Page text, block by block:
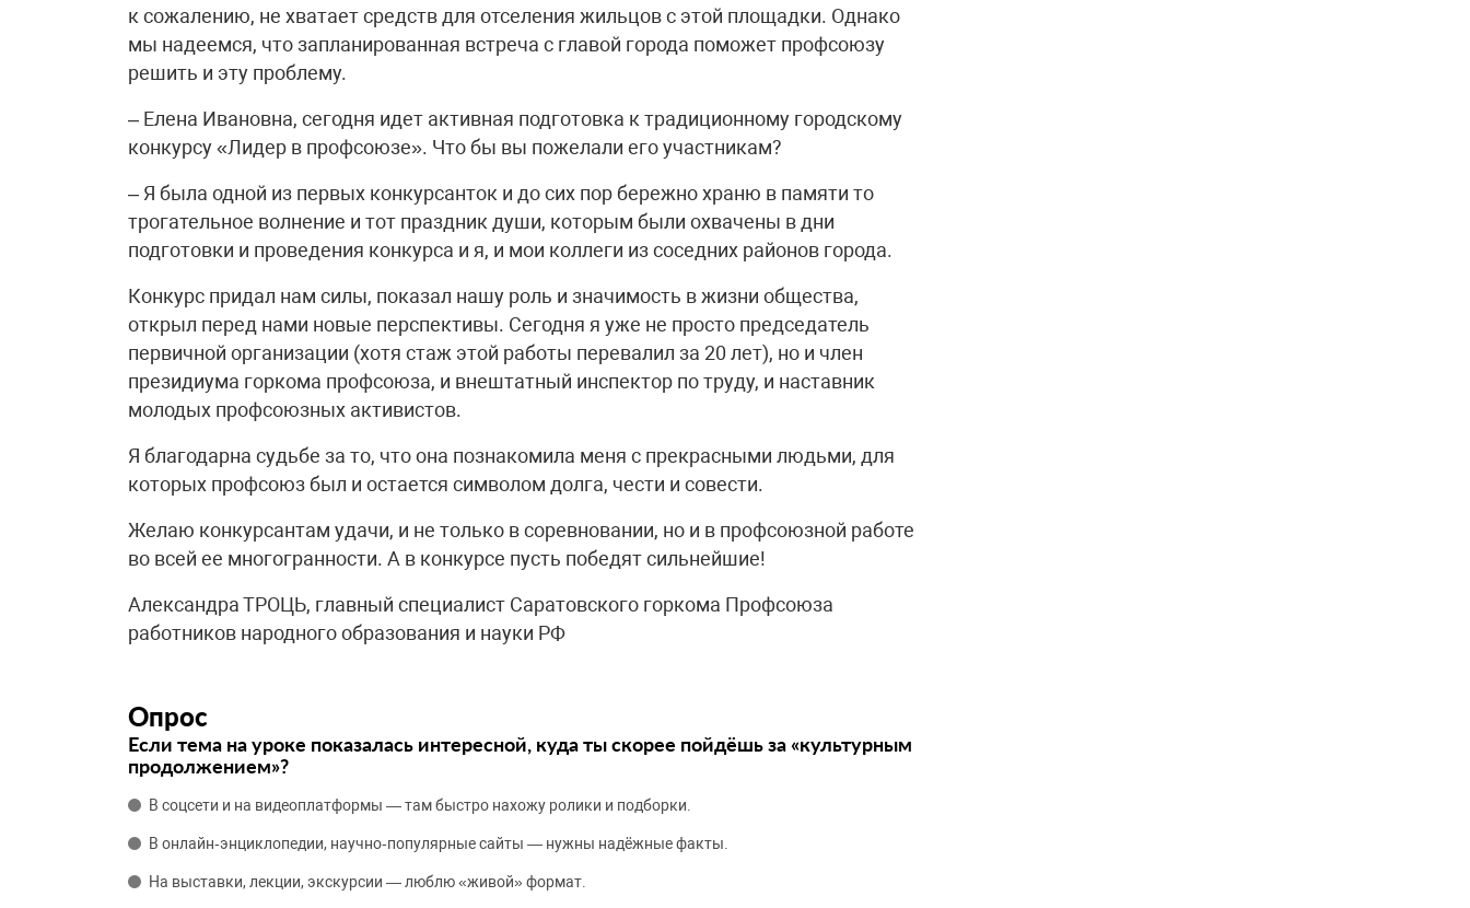
к сожалению, не хватает средств для отселения жильцов с этой площадки. Однако
мы надеемся, что запланированная встреча с главой города поможет профсоюзу
решить и эту проблему.
– Елена Ивановна, сегодня идет активная подготовка к традиционному городскому
конкурсу «Лидер в профсоюзе». Что бы вы пожелали его участникам?
– Я была одной из первых конкурсанток и до сих пор бережно храню в памяти то
трогательное волнение и тот праздник души, которым были охвачены в дни
подготовки и проведения конкурса и я, и мои коллеги из соседних районов города.
Конкурс придал нам силы, показал нашу роль и значимость в жизни общества,
открыл перед нами новые перспективы. Сегодня я уже не просто председатель
первичной организации (хотя стаж этой работы перевалил за 20 лет), но и член
президиума горкома профсоюза, и внештатный инспектор по труду, и наставник
молодых профсоюзных активистов.
Я благодарна судьбе за то, что она познакомила меня с прекрасными людьми, для
которых профсоюз был и остается символом долга, чести и совести.
Желаю конкурсантам удачи, и не только в соревновании, но и в профсоюзной работе
во всей ее многогранности. А в конкурсе пусть победят сильнейшие!
Александра ТРОЦЬ, главный специалист Саратовского горкома Профсоюза
работников народного образования и науки РФ
Опрос
Если тема на уроке показалась интересной, куда ты скорее пойдёшь за «культурным
продолжением»?
В соцсети и на видеоплатформы — там быстро нахожу ролики и подборки.
В онлайн‑энциклопедии, научно‑популярные сайты — нужны надёжные факты.
На выставки, лекции, экскурсии — люблю «живой» формат.